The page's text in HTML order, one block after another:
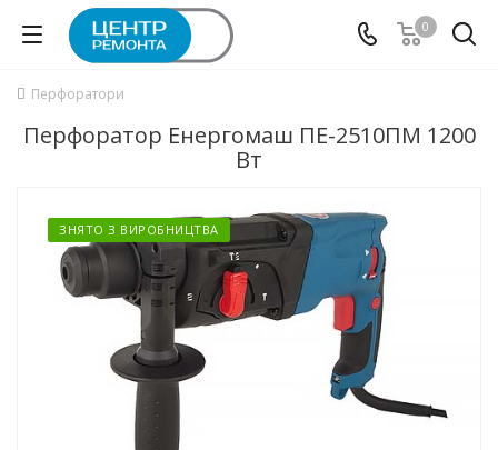
0
Перфоратори
Перфоратор Енергомаш ПЕ-2510ПМ 1200
Вт
ЗНЯТО З ВИРОБНИЦТВА